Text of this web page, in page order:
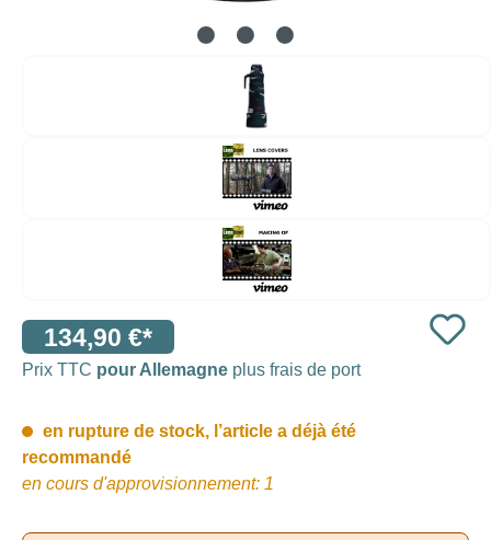
134,90 €*
Prix TTC pour Allemagne plus frais de port
en rupture de stock, l’article a déjà été
recommandé
en cours d'approvisionnement: 1